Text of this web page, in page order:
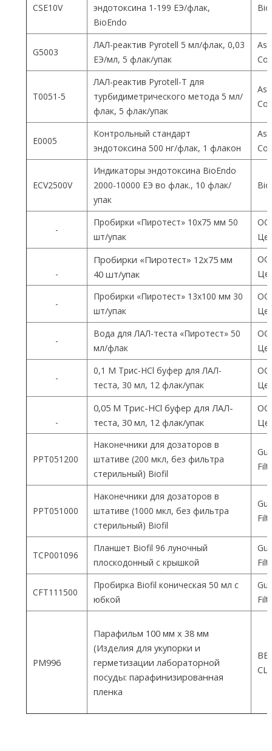
CSE10V
эндотоксина 1-199 ЕЭ/флак,
BioEndo
G5003
ЛАЛ-реактив Pyrotell 5 мл/флак, 0,03
ЕЭ/мл, 5 флак/упак
T0051-5
ЛАЛ-реактив Pyrotell-T для
турбидиметрического метода 5 мл/
флак, 5 флак/упак
E0005
Контрольный стандарт
эндотоксина 500 нг/флак, 1 флакон
ECV2500V
Индикаторы эндотоксина BioEndo
2000-10000 ЕЭ во флак., 10 флак/
упак
-
Пробирки «Пиротест» 10х75 мм 50
шт/упак
-
Пробирки «Пиротест» 12х75 мм
40 шт/упак
-
Пробирки «Пиротест» 13х100 мм 30
шт/упак
-
Вода для ЛАЛ-теста «Пиротест» 50
мл/флак
-
0,1 М Трис-HCl буфер для ЛАЛ-
теста, 30 мл, 12 флак/упак
-
0,05 М Трис-HCl буфер для ЛАЛ-
теста, 30 мл, 12 флак/упак
PPT051200
Наконечники для дозаторов в
штативе (200 мкл, без фильтра
стерильный) Biofil
PPT051000
Наконечники для дозаторов в
штативе (1000 мкл, без фильтра
стерильный) Biofil
TCP001096
Планшет Biofil 96 луночный
плоскодонный с крышкой
CFT111500
Пробирка Biofil коническая 50 мл с
юбкой
PM996
Парафильм 100 мм х 38 мм
(Изделия для укупорки и
герметизации лабораторной
посуды: парафинизированная
пленка